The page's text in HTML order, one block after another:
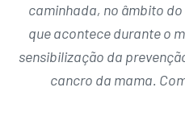
caminhada, no âmbito do
que acontece durante o
sensibilização da
cancro da mama.